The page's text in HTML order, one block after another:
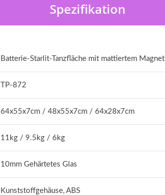
Spezifikation
Batterie-Starlit-Tanzfläche mit mattiertem Magnet
TP-872
64x55x7cm / 48x55x7cm / 64x28x7cm
11kg / 9.5kg / 6kg
10mm Gehärtetes Glas
Kunststoffgehäuse, ABS